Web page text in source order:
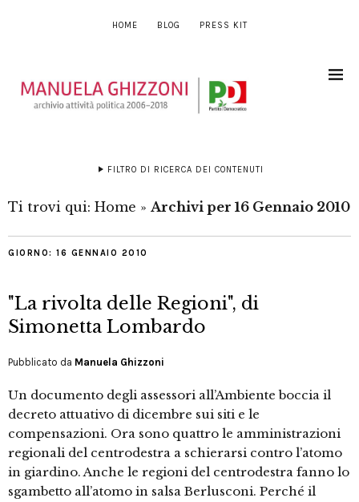
HOME BLOG PRESS KIT
FILTRO DI RICERCA DEI CONTENUTI
Ti trovi qui: Home » Archivi per 16 Gennaio 2010
GIORNO: 16 GENNAIO 2010
"La rivolta delle Regioni", di
Simonetta Lombardo
Pubblicato da Manuela Ghizzoni
Un documento degli assessori all’Ambiente boccia il
decreto attuativo di dicembre sui siti e le
compensazioni. Ora sono quattro le amministrazioni
regionali del centrodestra a schierarsi contro l’atomo
in giardino. Anche le regioni del centrodestra fanno lo
sgambetto all’atomo in salsa Berlusconi. Perché il